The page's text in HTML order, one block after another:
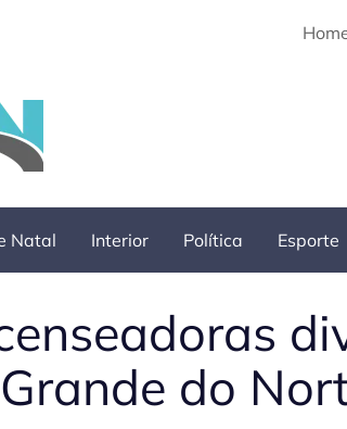
Natal Interior Política Esporte
do